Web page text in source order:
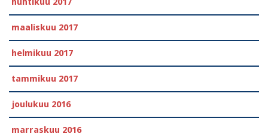
maaliskuu 2017
helmikuu 2017
tammikuu 2017
joulukuu 2016
marraskuu 2016